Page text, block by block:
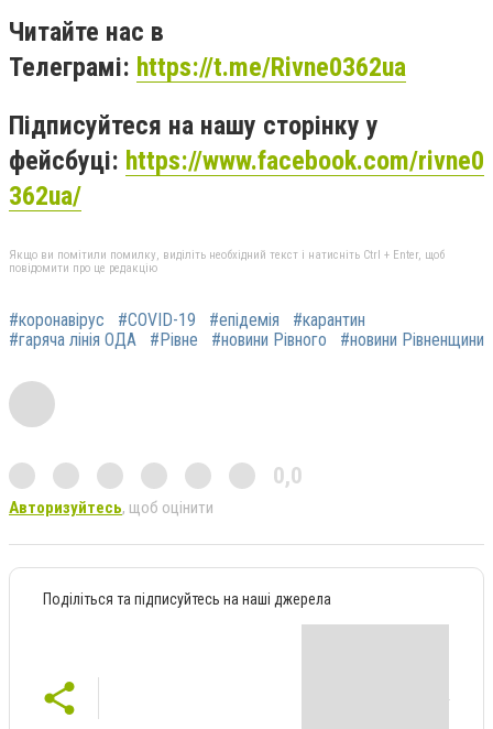
Читайте нас в
Телеграмі: https://t.me/Rivne0362ua
Підписуйтеся на нашу сторінку у
фейсбуці: https://www.facebook.com/rivne0
362ua/
Якщо ви помітили помилку, виділіть необхідний текст і натисніть Ctrl + Enter, щоб
повідомити про це редакцію
#коронавірус #COVID-19 #епідемія
#карантин
#гаряча лінія ОДА
#Рівне #новини Рівного #новини Рівненщини
0,0
Авторизуйтесь, щоб оцінити
Поділіться та підписуйтесь на наші джерела